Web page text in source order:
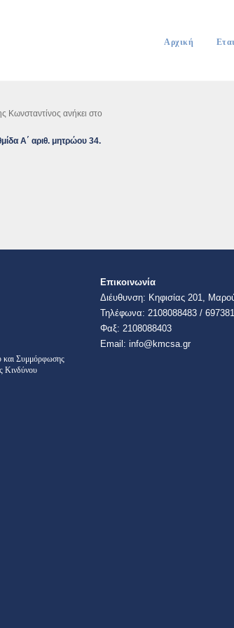
Αρχική
Κωνσταντίνος ανήκει στο
Α΄ αριθ. μητρώου 34.
και Συμμόρφωσης
Κινδύνου
Επικοινωνία
Διέυθυνση:​ Κηφισίας 201,
Τηλέφωνα: 2108088483 /
​​Φαξ: 2108088403​
Email:​ info@kmcsa.gr